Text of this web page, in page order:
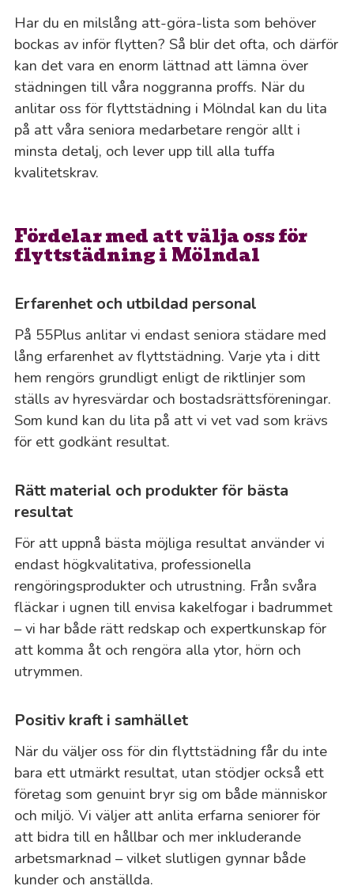
Har du en milslång att-göra-lista som behöver
bockas av inför flytten? Så blir det ofta, och därför
kan det vara en enorm lättnad att lämna över
städningen till våra noggranna proffs. När du
anlitar oss för flyttstädning i Mölndal kan du lita
på att våra seniora medarbetare rengör allt i
minsta detalj, och lever upp till alla tuffa
kvalitetskrav.
Fördelar med att välja oss för
flyttstädning i Mölndal
Erfarenhet och utbildad personal
På 55Plus anlitar vi endast seniora städare med
lång erfarenhet av flyttstädning. Varje yta i ditt
hem rengörs grundligt enligt de riktlinjer som
ställs av hyresvärdar och bostadsrättsföreningar.
Som kund kan du lita på att vi vet vad som krävs
för ett godkänt resultat.
Rätt material och produkter för bästa
resultat
För att uppnå bästa möjliga resultat använder vi
endast högkvalitativa, professionella
rengöringsprodukter och utrustning. Från svåra
fläckar i ugnen till envisa kakelfogar i badrummet
– vi har både rätt redskap och expertkunskap för
att komma åt och rengöra alla ytor, hörn och
utrymmen.
Positiv kraft i samhället
När du väljer oss för din flyttstädning får du inte
bara ett utmärkt resultat, utan stödjer också ett
företag som genuint bryr sig om både människor
och miljö. Vi väljer att anlita erfarna seniorer för
att bidra till en hållbar och mer inkluderande
arbetsmarknad – vilket slutligen gynnar både
kunder och anställda.